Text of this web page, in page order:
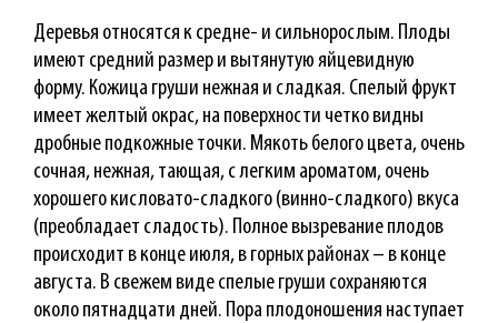
Деревья относятся к средне- и сильнорослым. Плоды
имеют средний размер и вытянутую яйцевидную
форму. Кожица груши нежная и сладкая. Спелый фрукт
имеет желтый окрас, на поверхности четко видны
дробные подкожные точки. Мякоть белого цвета, очень
сочная, нежная, тающая, с легким ароматом, очень
хорошего кисловато-сладкого (винно-сладкого) вкуса
(преобладает сладость). Полное вызревание плодов
происходит в конце июля, в горных районах – в конце
августа. В свежем виде спелые груши сохраняются
около пятнадцати дней. Пора плодоношения наступает